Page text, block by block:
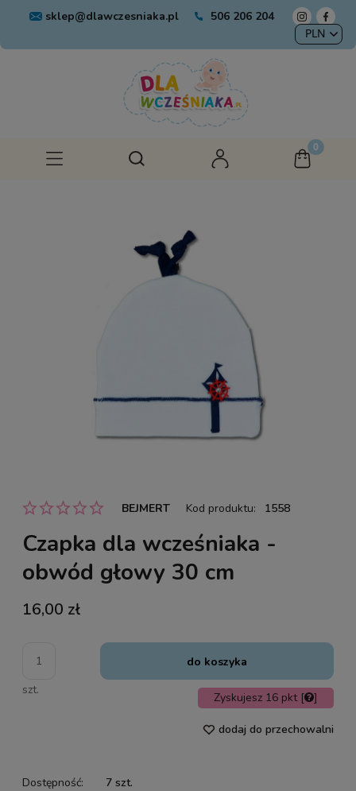
sklep@dlawczesniaka.pl 506 206 204
BEJMERT Kod produktu: 1558
Czapka dla wcześniaka -
obwód głowy 30 cm
16,00 zł
szt.
do koszyka
Zyskujesz 16 pkt [ ]
dodaj do przechowalni
Dostępność:
7 szt.